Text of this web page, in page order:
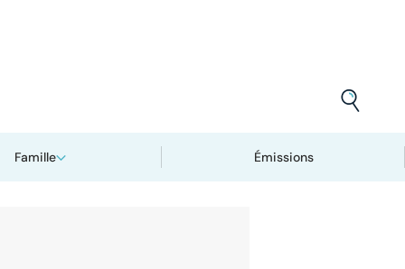
Famille Émissions